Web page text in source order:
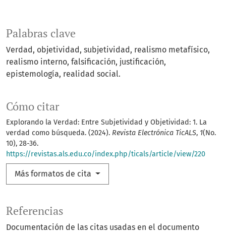
Palabras clave
Verdad, objetividad, subjetividad, realismo metafísico,
realismo interno, falsificación, justificación,
epistemología, realidad social.
Cómo citar
Explorando la Verdad: Entre Subjetividad y Objetividad: 1. La
verdad como búsqueda. (2024). Revista Electrónica TicALS, 1(No.
10), 28-36.
https://revistas.als.edu.co/index.php/ticals/article/view/220
Más formatos de cita
Referencias
Documentación de las citas usadas en el documento